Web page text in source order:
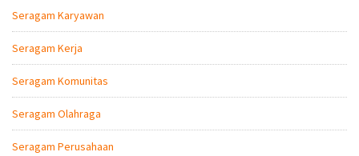
Seragam Karyawan
Seragam Kerja
Seragam Komunitas
Seragam Olahraga
Seragam Perusahaan